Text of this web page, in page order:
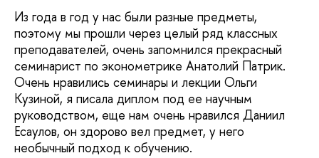
Из года в год у нас были разные предметы,
поэтому мы прошли через целый ряд классных
преподавателей, очень запомнился прекрасный
семинарист по эконометрике Анатолий Патрик.
Очень нравились семинары и лекции Ольги
Кузиной, я писала диплом под ее научным
руководством, еще нам очень нравился Даниил
Есаулов, он здорово вел предмет, у него
необычный подход к обучению.